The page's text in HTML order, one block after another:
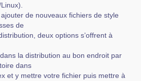
de nouveaux fichiers de style
de
deux options s’offrent à
la distribution au bon endroit par
dans
et y mettre votre fichier puis mettre à